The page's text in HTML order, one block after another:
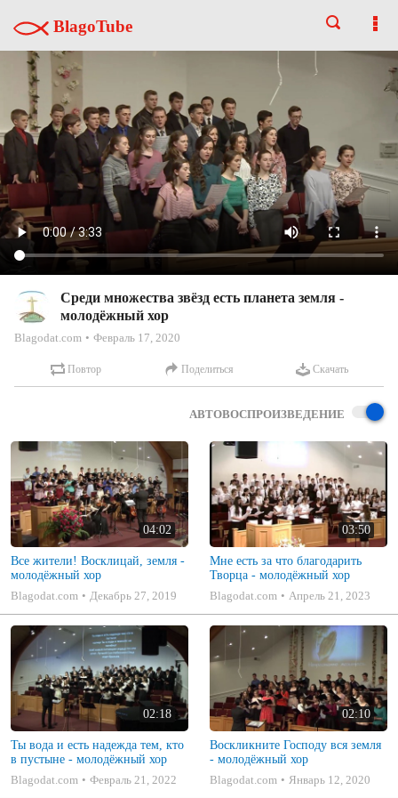
BlagoTube
Среди множества звёзд есть планета земля -
молодёжный хор
Blagodat.com Февраль 17, 2020
Повтор Поделиться Скачать
АВТОВОСПРОИЗВЕДЕНИЕ
04:02
Все жители! Восклицай, земля -
молодёжный хор
Blagodat.com
Декабрь 27, 2019
03:50
Мне есть за что благодарить
Творца - молодёжный хор
Blagodat.com
Апрель 21, 2023
02:18
Ты вода и есть надежда тем, кто
в пустыне - молодёжный хор
Blagodat.com
Февраль 21, 2022
02:10
Воскликните Господу вся земля
- молодёжный хор
Blagodat.com
Январь 12, 2020